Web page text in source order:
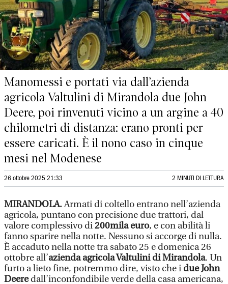
Manomessi e portati via dall’azienda
agricola Valtulini di Mirandola due John
Deere, poi rinvenuti vicino a un argine a 40
chilometri di distanza: erano pronti per
essere caricati. È il nono caso in cinque
mesi nel Modenese
26 ottobre 2025 21:33 2 MINUTI DI LETTURA
MIRANDOLA.Armati di coltello entrano nell’azienda
agricola, puntano con precisione due trattori, dal
valore complessivo di200mila euro, e con abilità li
fanno sparire nella notte. Nessuno si accorge di nulla.
È accaduto nella notte tra sabato 25 e domenica 26
ottobre all’azienda agricola Valtulini di Mirandola. Un
furto a lieto fine, potremmo dire, visto che i due John
Deeredall’inconfondibile verde della casa americana,